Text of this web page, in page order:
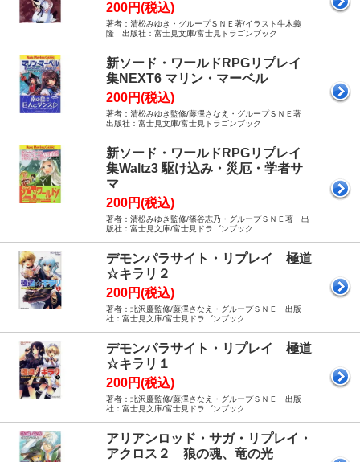
200円(税込)
著者：清松みゆき・グループＳＮＥ著/イラスト牛木義
隆 出版社：富士見文庫/富士見ドラゴンブック
新ソード・ワールドRPGリプレイ
集NEXT6 マリン・マーベル
200円(税込)
著者：清松みゆき監修/藤澤さなえ・グループＳＮＥ著
出版社：富士見文庫/富士見ドラゴンブック
新ソード・ワールドRPGリプレイ
集Waltz3 駆け込み・災厄・学者サ
マ
200円(税込)
著者：清松みゆき監修/篠谷志乃・グループＳＮＥ著 出
版社：富士見文庫/富士見ドラゴンブック
デモンパラサイト・リプレイ 極道
☆キラリ２
200円(税込)
著者：北沢慶監修/藤澤さなえ・グループＳＮＥ 出版
社：富士見文庫/富士見ドラゴンブック
デモンパラサイト・リプレイ 極道
☆キラリ１
200円(税込)
著者：北沢慶監修/藤澤さなえ・グループＳＮＥ 出版
社：富士見文庫/富士見ドラゴンブック
アリアンロッド・サガ・リプレイ・
アクロス２ 狼の魂、竜の光